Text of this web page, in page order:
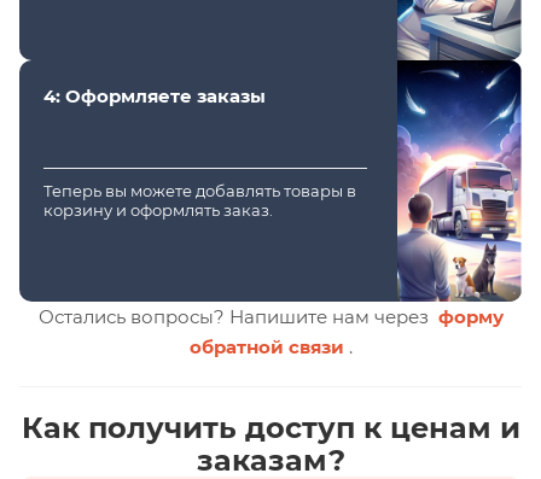
4: Оформляете заказы
Теперь вы можете добавлять товары в
корзину и оформлять заказ.
Остались вопросы? Напишите нам через форму
обратной связи .
Как получить доступ к ценам и
заказам?